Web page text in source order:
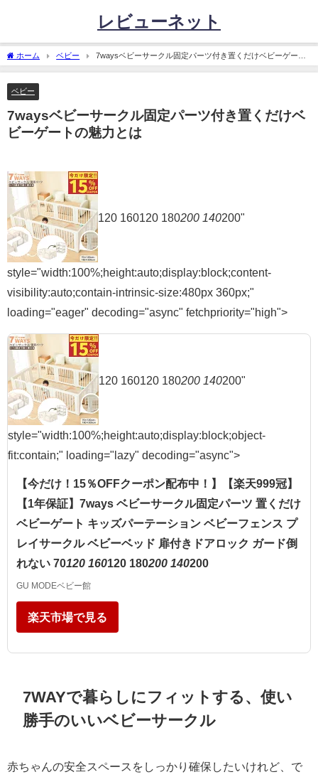
レビューネット
ホーム ベビー
7waysベビーサークル固定パーツ付き置くだけベビーゲート
の魅力とは
ベビー
7waysベビーサークル固定パーツ付き置くだけベ
ビーゲートの魅力とは
120 160120 180200 140200"
style="width:100%;height:auto;display:block;content-
visibility:auto;contain-intrinsic-size:480px 360px;"
loading="eager" decoding="async" fetchpriority="high">
120 160120 180200 140200"
style="width:100%;height:auto;display:block;object-
fit:contain;" loading="lazy" decoding="async">
【今だけ！15％OFFクーポン配布中！】【楽天999冠】
【1年保証】7ways ベビーサークル固定パーツ 置くだけ
ベビーゲート キッズパーテーション ベビーフェンス プ
レイサークル ベビーベッド 扉付きドアロック ガード倒
れない 70120 160120 180200 140200
GU MODEベビー館
楽天市場で見る
7WAYで暮らしにフィットする、使い
勝手のいいベビーサークル
赤ちゃんの安全スペースをしっかり確保したいけれど、で